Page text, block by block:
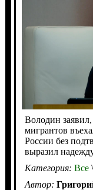
Володин
мигрантов
России без
выразил
Категория: Все\
Автор: